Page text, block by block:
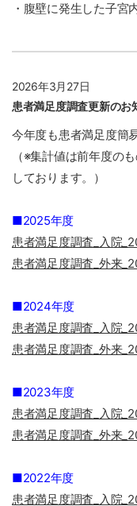
・腹壁に発生した子宮
2026年3月27日
患者満足度調査更新のお
今年度も患者満足度簡
（※集計値は前年度の
しております。）
■2025年度
患者満足度調査_入院
患者満足度調査_外来
■2024年度
患者満足度調査_入院
患者満足度調査_外来
■2023年度
患者満足度調査_入院
患者満足度調査_外来
■2022年度
患者満足度調査_入院